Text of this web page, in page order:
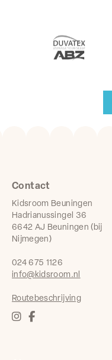
Contact
Kidsroom Beuningen
Hadrianussingel 36
6642 AJ Beuningen (bij
Nijmegen)
024 675 1126
info@kidsroom.nl
Routebeschrijving